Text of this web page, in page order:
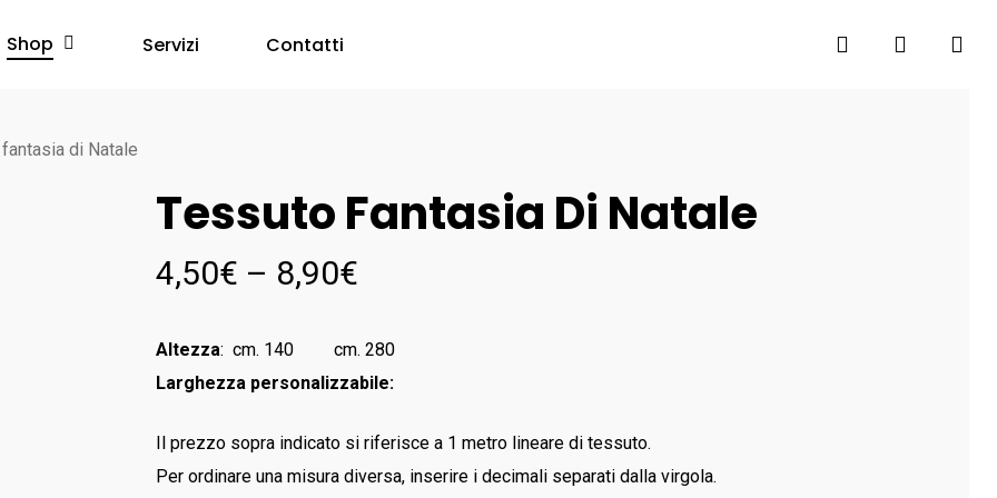
Shop Servizi Contatti search account
di Natale
Tessuto Fantasia Di Natale
4,50€ – 8,90€
Altezza: cm. 140 cm. 280
Larghezza personalizzabile:
Il prezzo sopra indicato si riferisce a 1 metro lineare di tessuto.
Per ordinare una misura diversa, inserire i decimali separati dalla virgola.